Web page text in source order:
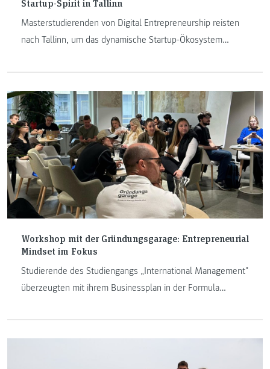
Startup-Spirit in Tallinn
Masterstudierenden von Digital Entrepreneurship reisten
nach Tallinn, um das dynamische Startup-Ökosystem
Workshop mit der Gründungsgarage: Entrepreneurial
Mindset im Fokus
Studierende des Studiengangs „International Management"
überzeugten mit ihrem Businessplan in der Formula